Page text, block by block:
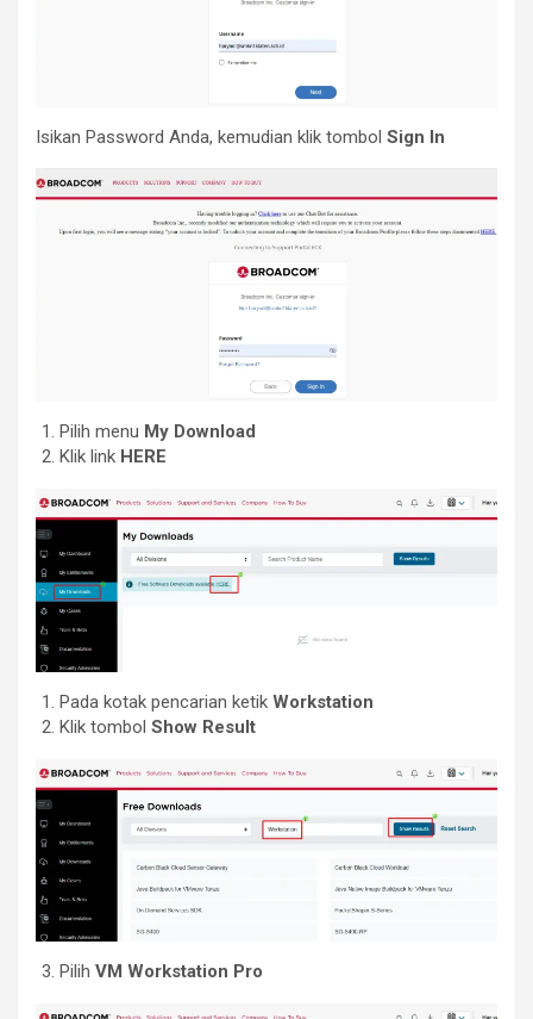
Isikan Password Anda, kemudian klik tombol Sign In
Pilih menu My Download
Klik link HERE
Pada kotak pencarian ketik Workstation
Klik tombol Show Result
Pilih VM Workstation Pro